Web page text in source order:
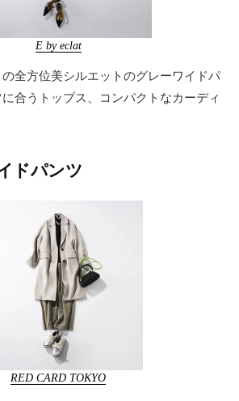
E by eclat
全方位美シルエットのグレーワイドパ
合うトップス、コンパクトなカーディ
ドパンツ
RED CARD TOKYO